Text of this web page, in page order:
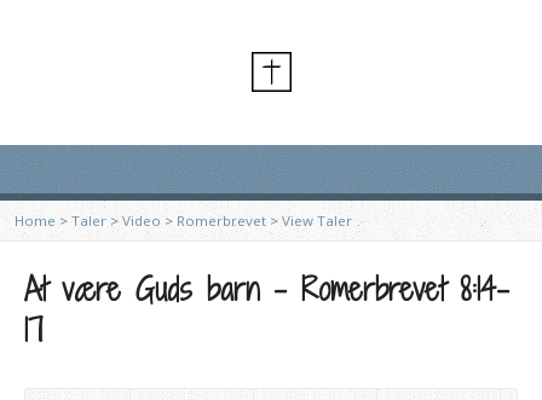
Home > Taler>Video > Romerbrevet >View Taler
At være Guds barn – Romerbrevet 8:14-
17